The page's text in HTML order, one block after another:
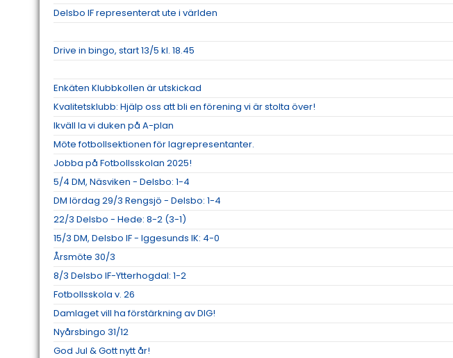
Delsbo IF representerat ute i världen
Drive in bingo, start 13/5 kl. 18.45
Enkäten Klubbkollen är utskickad
Kvalitetsklubb: Hjälp oss att bli en förening vi är stolta över!
Ikväll la vi duken på A-plan
Möte fotbollsektionen för lagrepresentanter.
Jobba på Fotbollsskolan 2025!
5/4 DM, Näsviken - Delsbo: 1-4
DM lördag 29/3 Rengsjö - Delsbo: 1-4
22/3 Delsbo - Hede: 8-2 (3-1)
15/3 DM, Delsbo IF - Iggesunds IK: 4-0
Årsmöte 30/3
8/3 Delsbo IF-Ytterhogdal: 1-2
Fotbollsskola v. 26
Damlaget vill ha förstärkning av DIG!
Nyårsbingo 31/12
God Jul & Gott nytt år!